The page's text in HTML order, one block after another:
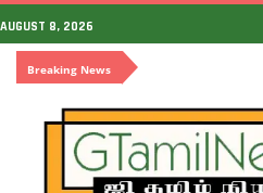
AUGUST 8, 2026
Breaking News